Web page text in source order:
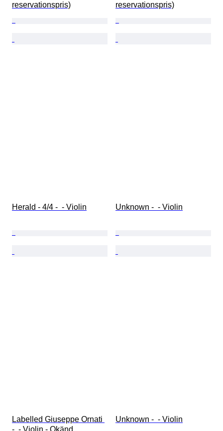
reservationspris)
reservationspris)
Herald - 4/4 -  - Violin Unknown -  - Violin
Labelled Giuseppe Ornati
Unknown -  - Violin